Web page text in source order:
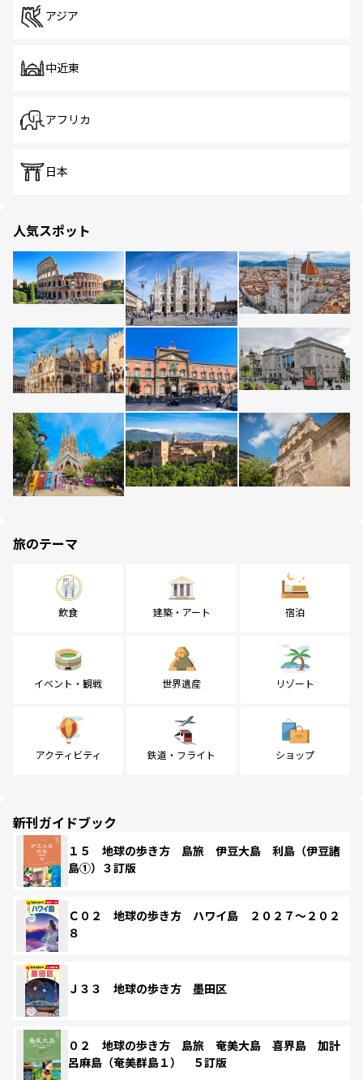
アジア
中近東
アフリカ
日本
人気スポット
旅のテーマ
飲食 建築・アート 宿泊
イベント・観戦 世界遺産 リゾート
アクティビティ 鉄道・フライト ショップ
新刊ガイドブック
１５ 地球の歩き方 島旅 伊豆大島 利島（伊豆諸
島①）３訂版
Ｃ０２ 地球の歩き方 ハワイ島 ２０２７～２０２
８
Ｊ３３ 地球の歩き方 墨田区
０２ 地球の歩き方 島旅 奄美大島 喜界島 加計
呂麻島（奄美群島１） ５訂版